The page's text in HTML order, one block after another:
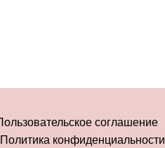
соглашение
Политика конфиденциальности